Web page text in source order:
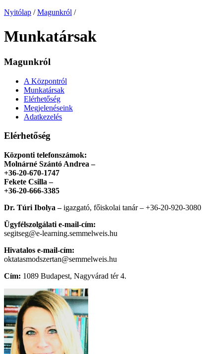
Nyitólap / Magunkról /
Munkatársak
Magunkról
A Központról
Munkatársak
Elérhetőség
Megjelenéseink
Adatkezelés
Elérhetőség
Központi telefonszámok:
Molnárné Szántó Andrea –
+36-20-670-1747
Fekete Csilla –
+36-20-666-3385
Dr. Túri Ibolya –igazgató, főiskolai tanár – +36-20-920-3080
Ügyfélszolgálati e-mail-cím:
segitseg@e-learning.semmelweis.hu
Hivatalos e-mail-cím:
oktatasmodszertan@semmelweis.hu
Cím: 1089 Budapest, Nagyvárad tér 4.